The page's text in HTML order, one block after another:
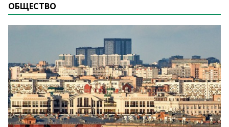
ОБЩЕСТВО